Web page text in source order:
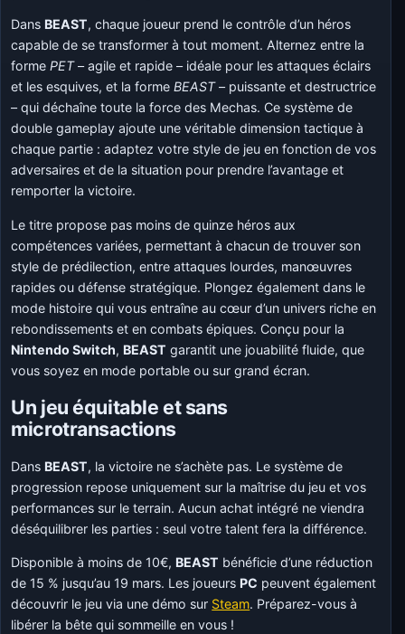
Dans BEAST, chaque joueur prend le contrôle d’un héros
capable de se transformer à tout moment. Alternez entre la
formePET– agile et rapide – idéale pour les attaques éclairs
et les esquives, et la formeBEAST– puissante et destructrice
– qui déchaîne toute la force des Mechas. Ce système de
double gameplay ajoute une véritable dimension tactique à
chaque partie : adaptez votre style de jeu en fonction de vos
adversaires et de la situation pour prendre l’avantage et
remporter la victoire.
Le titre propose pas moins de quinze héros aux
compétences variées, permettant à chacun de trouver son
style de prédilection, entre attaques lourdes, manœuvres
rapides ou défense stratégique. Plongez également dans le
mode histoire qui vous entraîne au cœur d’un univers riche en
rebondissements et en combats épiques. Conçu pour la
Nintendo Switch, BEAST garantit une jouabilité fluide, que
vous soyez en mode portable ou sur grand écran.
Un jeu équitable et sans
microtransactions
Dans BEAST, la victoire ne s’achète pas. Le système de
progression repose uniquement sur la maîtrise du jeu et vos
performances sur le terrain. Aucun achat intégré ne viendra
déséquilibrer les parties : seul votre talent fera la différence.
Disponible à moins de 10€, BEAST bénéficie d’une réduction
de 15 % jusqu’au 19 mars. Les joueurs PC peuvent également
découvrir le jeu via une démo sur Steam. Préparez-vous à
libérer la bête qui sommeille en vous !